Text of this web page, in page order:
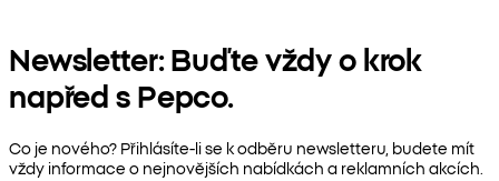
Newsletter: Buďte vždy o krok
napřed s Pepco.
Co je nového? Přihlásíte-li se k odběru newsletteru, budete mít
vždy informace o nejnovějších nabídkách a reklamních akcích.